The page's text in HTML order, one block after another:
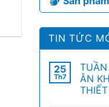
TIN TỨC
25
Th7
TUẦN
ÂN
THIẾT